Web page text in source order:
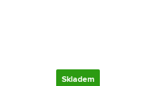
Skladem